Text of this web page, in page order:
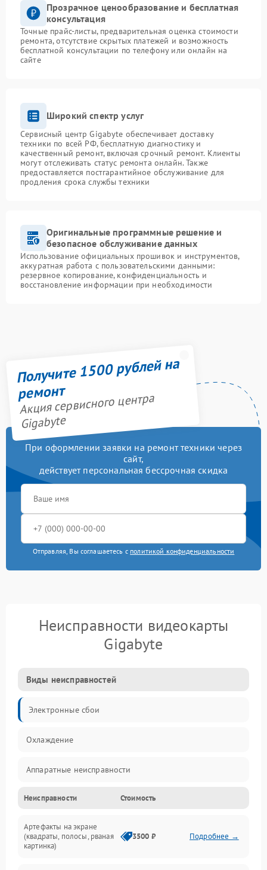
Прозрачное ценообразование и бесплатная
консультация
Точные прайс-листы, предварительная оценка стоимости
ремонта, отсутствие скрытых платежей и возможность
бесплатной консультации по телефону или онлайн на
сайте
Широкий спектр услуг
Сервисный центр Gigabyte обеспечивает доставку
техники по всей РФ, бесплатную диагностику и
качественный ремонт, включая срочный ремонт. Клиенты
могут отслеживать статус ремонта онлайн. Также
предоставляется постгарантийное обслуживание для
продления срока службы техники
Оригинальные программные решение и
безопасное обслуживание данных
Использование официальных прошивок и инструментов,
аккуратная работа с пользовательскими данными:
резервное копирование, конфиденциальность и
восстановление информации при необходимости
Получите 1500 рублей на
ремонт
Акция сервисного центра
Gigabyte
При оформлении заявки на ремонт техники через
сайт,
действует персональная бессрочная скидка
Отправляя, Вы соглашаетесь с политикой конфиденциальности
Неисправности видеокарты
Gigabyte
Виды неисправностей
Электронные сбои
Охлаждение
Аппаратные неисправности
Перегрев и термопроблемы
Видео
Неисправности Стоимость
Артефакты на экране
(квадраты, полосы, рваная
картинка)
3500 ₽ Подробнее →